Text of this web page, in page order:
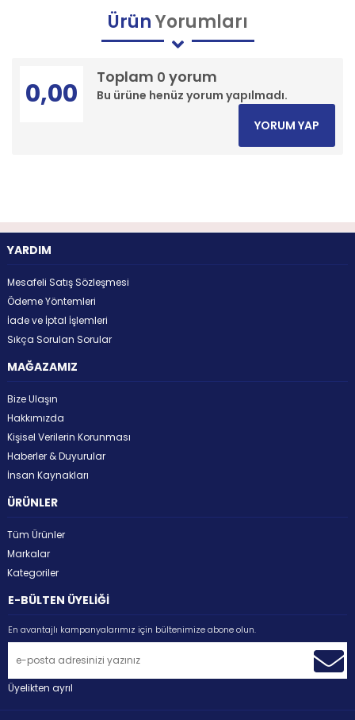
ÜrünYorumları
Toplam 0 yorum
Bu ürüne henüz yorum yapılmadı.
0,00
YORUM YAP
YARDIM
Mesafeli Satış Sözleşmesi
Ödeme Yöntemleri
İade ve İptal İşlemleri
Sıkça Sorulan Sorular
MAĞAZAMIZ
Bize Ulaşın
Hakkımızda
Kişisel Verilerin Korunması
Haberler & Duyurular
İnsan Kaynakları
ÜRÜNLER
Tüm Ürünler
Markalar
Kategoriler
E-BÜLTEN ÜYELİĞİ
En avantajlı kampanyalarımız için bültenimize abone olun.
Üyelikten ayrıl